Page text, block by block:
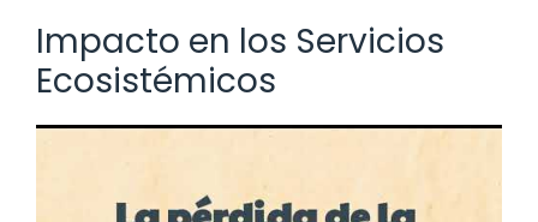
Impacto en los Servicios
Ecosistémicos